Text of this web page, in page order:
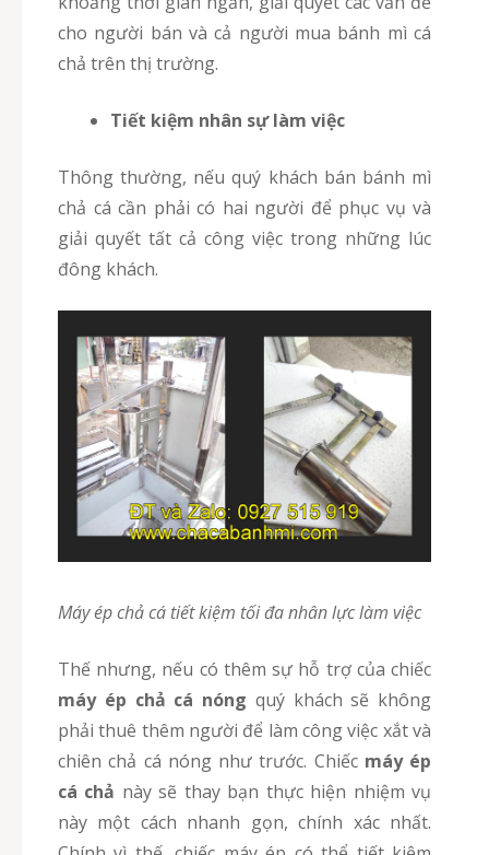
cho người bán và cả người mua bánh mì cá
chả trên thị trường.
Tiết kiệm nhân sự làm việc
Thông thường, nếu quý khách bán bánh mì
chả cá cần phải có hai người để phục vụ và
giải quyết tất cả công việc trong những lúc
đông khách.
Máy ép chả cá tiết kiệm tối đa nhân lực làm việc
Thế nhưng, nếu có thêm sự hỗ trợ của chiếc
máy ép chả cá nóng quý khách sẽ không
phải thuê thêm người để làm công việc xắt và
chiên chả cá nóng như trước. Chiếc máy ép
cá chả này sẽ thay bạn thực hiện nhiệm vụ
này một cách nhanh gọn, chính xác nhất.